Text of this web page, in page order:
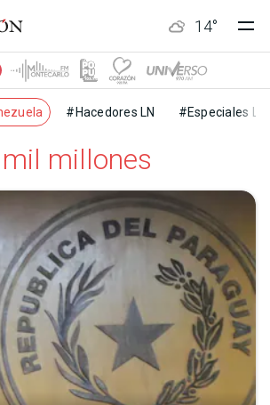
14°
#Hacedores LN #Especiales LN
millones